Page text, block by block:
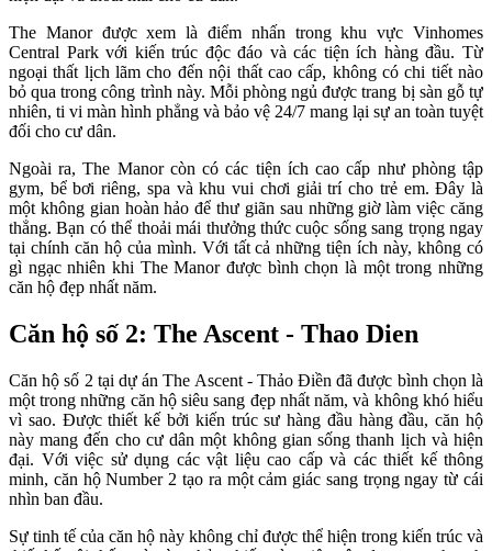
The Manor được xem là điểm nhấn trong khu vực Vinhomes
Central Park với kiến ​​trúc độc đáo và các tiện ích hàng đầu. Từ
ngoại thất lịch lãm cho đến nội thất cao cấp, không có chi tiết nào
bỏ qua trong công trình này. Mỗi phòng ngủ được trang bị sàn gỗ tự
nhiên, ti vi màn hình phẳng và bảo vệ 24/7 mang lại sự an toàn tuyệt
đối cho cư dân.
Ngoài ra, The Manor còn có các tiện ích cao cấp như phòng tập
gym, bể bơi riêng, spa và khu vui chơi giải trí cho trẻ em. Đây là
một không gian hoàn hảo để thư giãn sau những giờ làm việc căng
thẳng. Bạn có thể thoải mái thưởng thức cuộc sống sang trọng ngay
tại chính căn hộ của mình. Với tất cả những tiện ích này, không có
gì ngạc nhiên khi The Manor được bình chọn là một trong những
căn hộ đẹp nhất năm.
Căn hộ số 2: The Ascent - Thao Dien
Căn hộ số 2 tại dự án The Ascent - Thảo Điền đã được bình chọn là
một trong những căn hộ siêu sang đẹp nhất năm, và không khó hiểu
vì sao. Được thiết kế bởi kiến trúc sư hàng đầu hàng đầu, căn hộ
này mang đến cho cư dân một không gian sống thanh lịch và hiện
đại. Với việc sử dụng các vật liệu cao cấp và các thiết kế thông
minh, căn hộ Number 2 tạo ra một cảm giác sang trọng ngay từ cái
nhìn ban đầu.
Sự tinh tế của căn hộ này không chỉ được thể hiện trong kiến trúc và